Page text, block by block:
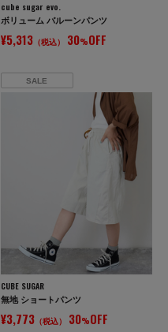
cube sugar evo.
ボリューム バルーンパンツ
¥5,313（税込） 30%OFF
SALE
CUBE SUGAR
無地 ショートパンツ
¥3,773（税込） 30%OFF